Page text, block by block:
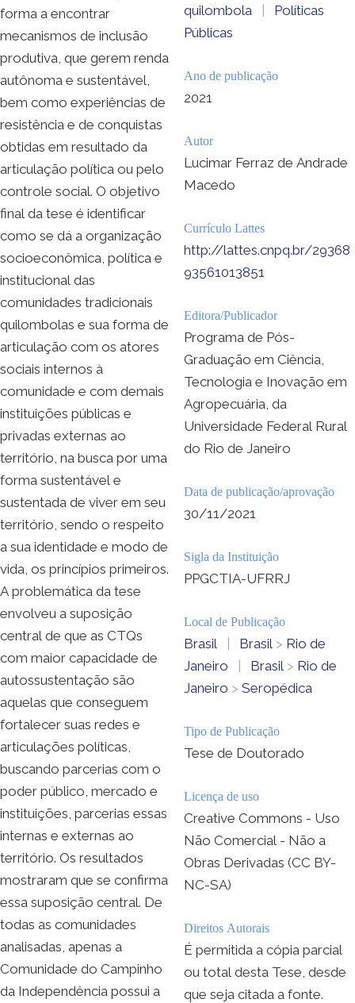
forma a encontrar
mecanismos de inclusão
produtiva, que gerem renda
autônoma e sustentável,
bem como experiências de
resistência e de conquistas
obtidas em resultado da
articulação política ou pelo
controle social. O objetivo
final da tese é identificar
como se dá a organização
socioeconômica, política e
institucional das
comunidades tradicionais
quilombolas e sua forma de
articulação com os atores
sociais internos à
comunidade e com demais
instituições públicas e
privadas externas ao
território, na busca por uma
forma sustentável e
sustentada de viver em seu
território, sendo o respeito
a sua identidade e modo de
vida, os princípios primeiros.
A problemática da tese
envolveu a suposição
central de que as CTQs
com maior capacidade de
autossustentação são
aquelas que conseguem
fortalecer suas redes e
articulações políticas,
buscando parcerias com o
poder público, mercado e
instituições, parcerias essas
internas e externas ao
território. Os resultados
mostraram que se confirma
essa suposição central. De
todas as comunidades
analisadas, apenas a
Comunidade do Campinho
da Independência possui a
quilombola
|
Políticas
Públicas
Ano de publicação
2021
Autor
Lucimar Ferraz de Andrade
Macedo
Currículo Lattes
http://lattes.cnpq.br/29368
93561013851
Editora/Publicador
Programa de Pós-
Graduação em Ciência,
Tecnologia e Inovação em
Agropecuária, da
Universidade Federal Rural
do Rio de Janeiro
Data de publicação/aprovação
30/11/2021
Sigla da Instituição
PPGCTIA-UFRRJ
Local de Publicação
Brasil | Brasil > Rio de
Janeiro
| Brasil > Rio de
Janeiro > Seropédica
Tipo de Publicação
Tese de Doutorado
Licença de uso
Creative Commons - Uso
Não Comercial - Não a
Obras Derivadas (CC BY-
NC-SA)
Direitos Autorais
É permitida a cópia parcial
ou total desta Tese, desde
que seja citada a fonte.